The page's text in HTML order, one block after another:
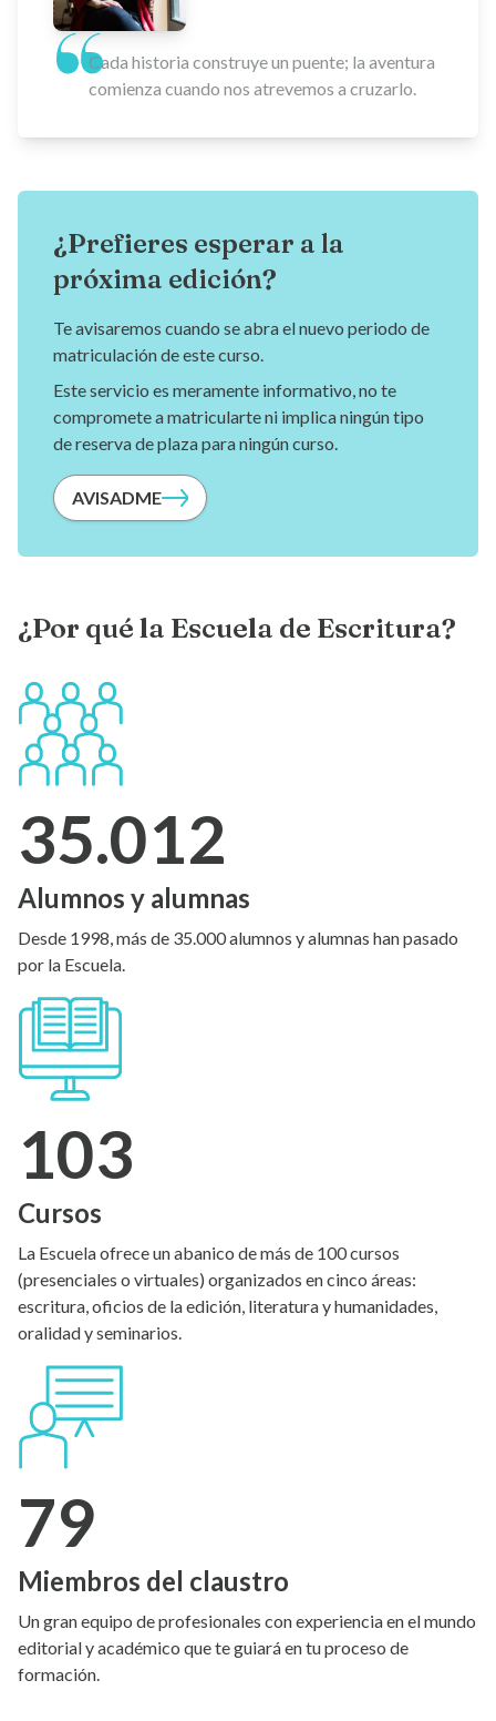
Cada historia construye un puente; la aventura
comienza cuando nos atrevemos a cruzarlo.
¿Prefieres esperar a la
próxima edición?
Te avisaremos cuando se abra el nuevo periodo de
matriculación de este curso.
Este servicio es meramente informativo, no te
compromete a matricularte ni implica ningún tipo
de reserva de plaza para ningún curso.
AVISADME
¿Por qué la Escuela de Escritura?
35.012
Alumnos y alumnas
Desde 1998, más de 35.000 alumnos y alumnas han pasado
por la Escuela.
103
Cursos
La Escuela ofrece un abanico de más de 100 cursos
(presenciales o virtuales) organizados en cinco áreas:
escritura, oficios de la edición, literatura y humanidades,
oralidad y seminarios.
79
Miembros del claustro
Un gran equipo de profesionales con experiencia en el mundo
editorial y académico que te guiará en tu proceso de
formación.